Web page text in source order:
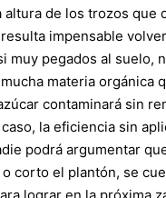
altura de los trozos que
impensable
muy pegados al suelo,
materia orgánica
contaminará sin
la eficiencia sin
podrá argumentar
corto el plantón, se